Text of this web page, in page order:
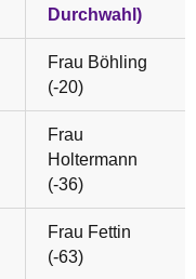
Durchwahl)
Frau Böhling
(-20)
Frau
Holtermann
(-36)
Frau Fettin
(-63)